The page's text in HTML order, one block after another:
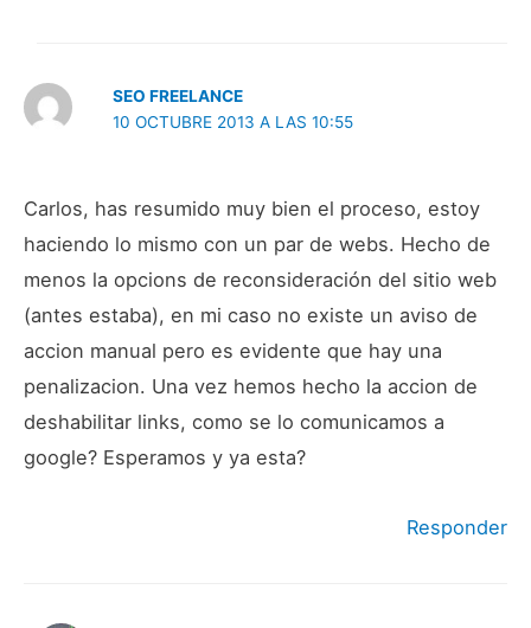
SEO FREELANCE
10 OCTUBRE 2013 A LAS 10:55
Carlos, has resumido muy bien el proceso, estoy
haciendo lo mismo con un par de webs. Hecho de
menos la opcions de reconsideración del sitio web
(antes estaba), en mi caso no existe un aviso de
accion manual pero es evidente que hay una
penalizacion. Una vez hemos hecho la accion de
deshabilitar links, como se lo comunicamos a
google? Esperamos y ya esta?
Responder